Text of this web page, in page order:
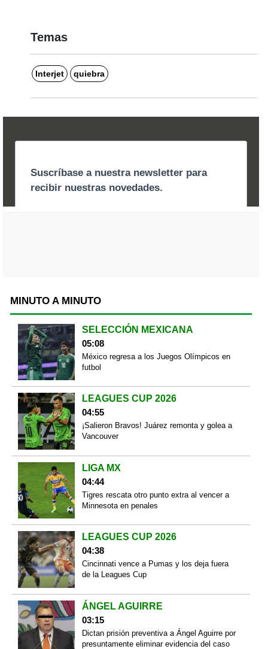
Temas
Interjet quiebra
MINUTO A MINUTO
SELECCIÓN MEXICANA
05:08
México regresa a los Juegos Olímpicos en
futbol
LEAGUES CUP 2026
04:55
¡Salieron Bravos! Juárez remonta y golea a
Vancouver
LIGA MX
04:44
Tigres rescata otro punto extra al vencer a
Minnesota en penales
LEAGUES CUP 2026
04:38
Cincinnati vence a Pumas y los deja fuera
de la Leagues Cup
ÁNGEL AGUIRRE
03:15
Dictan prisión preventiva a Ángel Aguirre por
presuntamente eliminar evidencia del caso